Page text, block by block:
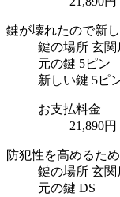
鍵が壊れたので新
鍵の場所 玄関
元の鍵 5ピン
新しい鍵 5ピ
お支払料金
21,890円
防犯性を高めるた
鍵の場所 玄関
元の鍵 DS